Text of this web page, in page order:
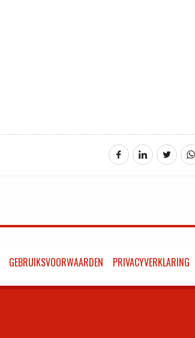
GEBRUIKSVOORWAARDEN PRIVACYVERKLARING